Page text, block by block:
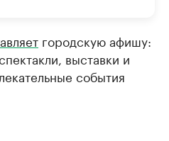
городскую афишу:
выставки и
события